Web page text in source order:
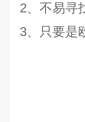
2、不易寻
3、只要是